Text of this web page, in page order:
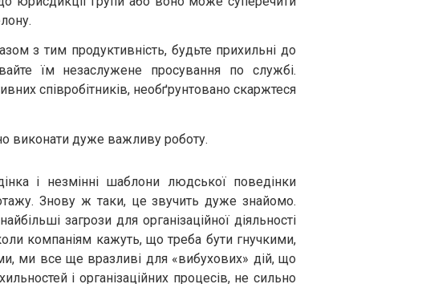
з тим продуктивність, будьте прихильні до
їм незаслужене просування по службі.
співробітників, необґрунтовано скаржтеся
виконати дуже важливу роботу.
і незмінні шаблони людської поведінки
Знову ж таки, це звучить дуже знайомо.
загрози для організаційної діяльності
компаніям кажуть, що треба бути гнучкими,
ми все ще вразливі для «вибухових» дій, що
і організаційних процесів, не сильно